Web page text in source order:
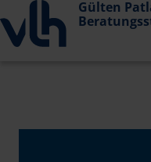
Gülten